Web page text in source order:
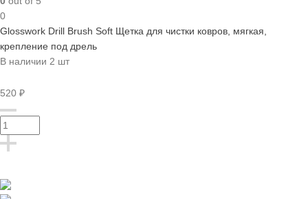
0
Glosswork Drill Brush Soft Щетка для чистки ковров, мягкая,
крепление под дрель
В наличии 2 шт
520 ₽